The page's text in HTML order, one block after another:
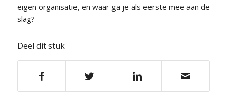
eigen organisatie, en waar ga je als eerste mee aan de
slag?
Deel dit stuk